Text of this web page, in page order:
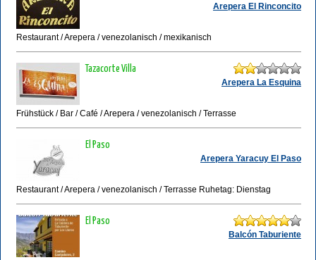
Arepera El Rinconcito
Restaurant / Arepera / venezolanisch / mexikanisch
Arepera La Esquina
Tazacorte Villa
Frühstück / Bar / Café / Arepera / venezolanisch / Terrasse
Arepera Yaracuy El Paso
El Paso
Restaurant / Arepera / venezolanisch / Terrasse Ruhetag: Dienstag
Balcón Taburiente
El Paso